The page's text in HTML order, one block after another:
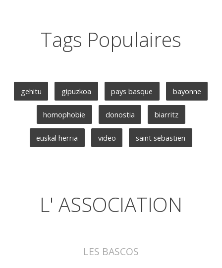
Tags Populaires
gehitu gipuzkoa pays basque bayonne
homophobie donostia biarritz
euskal herria video saint sebastien
L' ASSOCIATION
LES BASCOS